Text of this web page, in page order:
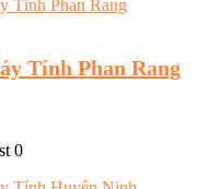
Tính Phan Rang
0